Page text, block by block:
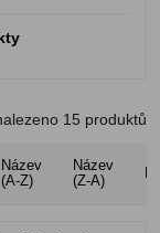
15 produktů
Název
(A-Z)
Název
(Z-A)